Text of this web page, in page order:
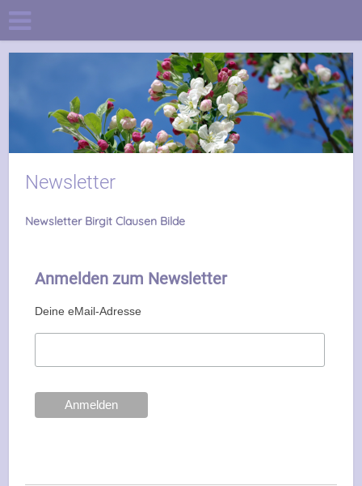
Newsletter
Newsletter Birgit Clausen Bilde
Anmelden zum Newsletter
Deine eMail-Adresse